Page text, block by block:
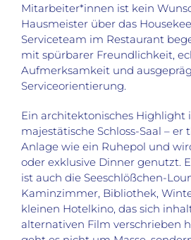
Mitarbeiter*innen ist kein
Hausmeister über das
Serviceteam im Restaurant
mit spürbarer Freundlichkeit,
Aufmerksamkeit und
Serviceorientierung.
Ein architektonisches Highlight
majestätische Schloss-Saal –
Anlage wie ein Ruhepol und
oder exklusive Dinner genutzt.
ist auch die Seeschlößchen-
Kaminzimmer, Bibliothek,
kleinen Hotelkino, das sich
alternativen Film verschrieben